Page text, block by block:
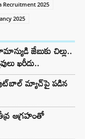
Recruitment 2025
2025
జేబుకు చిల్లు..
ఖరీదు..
మ్యాచ్‌పై పడిన
ఆగ్రహంతో